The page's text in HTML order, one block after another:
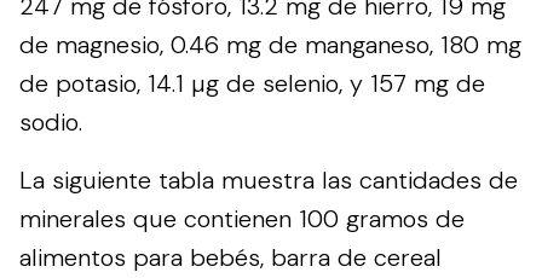
de magnesio, 0.46 mg de manganeso, 180 mg
de potasio, 14.1 µg de selenio, y 157 mg de
sodio.
La siguiente tabla muestra las cantidades de
minerales que contienen 100 gramos de
alimentos para bebés, barra de cereal